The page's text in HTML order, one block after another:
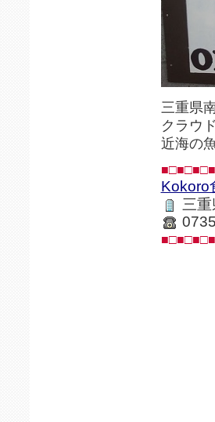
三重県
クラウ
近海の
Kokoro
三